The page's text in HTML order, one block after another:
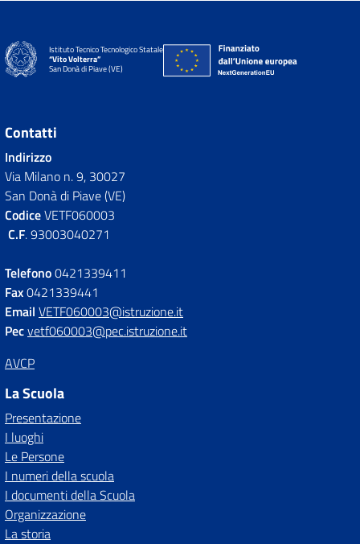
Istituto Tecnico Tecnologico Statale
“Vito Volterra”
San Donà di Piave (VE)
Contatti
Indirizzo
Via Milano n. 9, 30027
San Donà di Piave (VE)
CodiceVETF060003
C.F. 93003040271
Telefono0421339411
Fax0421339441
Email VETF060003@istruzione.it
Pecvetf060003@pec.istruzione.it
AVCP
La Scuola
Presentazione
I luoghi
Le Persone
I numeri della scuola
I documenti della Scuola
Organizzazione
La storia